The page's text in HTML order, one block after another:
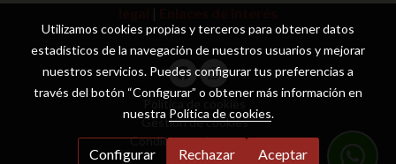
Política de cookies
Gestión de cookies
Condiciones de compra
Utilizamos cookies propias y terceros para obtener datos
estadísticos de la navegación de nuestros usuarios y mejorar
nuestros servicios. Puedes configurar tus preferencias a
través del botón “Configurar” o obtener más información en
nuestra Política de cookies.
Configurar Rechazar Aceptar